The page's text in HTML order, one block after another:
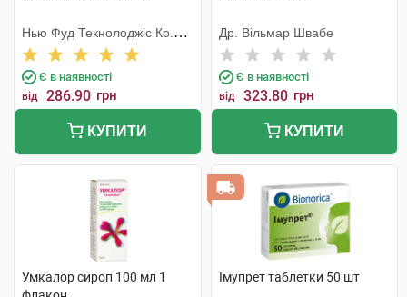
Нью Фуд Текнолоджіс Ко.
Лтд
Є в наявності
від 286.90 грн
КУПИТИ
Др. Вільмар Швабе
Є в наявності
від 323.80 грн
КУПИТИ
Умкалор сироп 100 мл 1
Імупрет таблетки 50 шт